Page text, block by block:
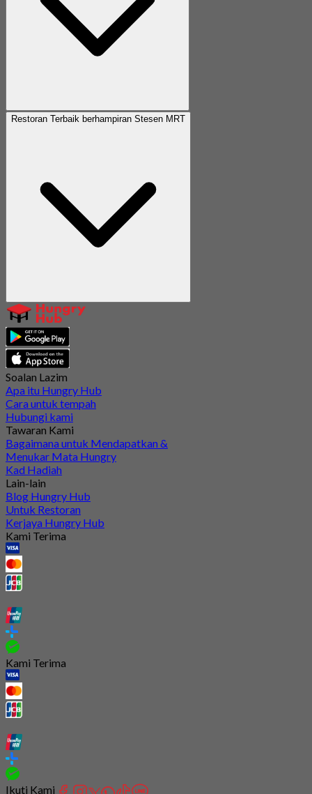
Restoran Terbaik berhampiran Stesen MRT
Soalan Lazim
Apa itu Hungry Hub
Cara untuk tempah
Hubungi kami
Tawaran Kami
Bagaimana untuk Mendapatkan &
Menukar Mata Hungry
Kad Hadiah
Lain-lain
Blog Hungry Hub
Untuk Restoran
Kerjaya Hungry Hub
Kami Terima
Kami Terima
Ikuti Kami